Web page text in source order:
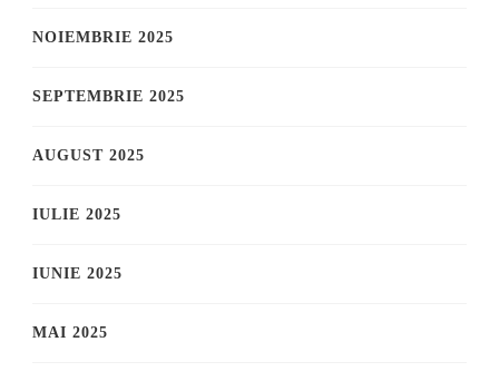
NOIEMBRIE 2025
SEPTEMBRIE 2025
AUGUST 2025
IULIE 2025
IUNIE 2025
MAI 2025